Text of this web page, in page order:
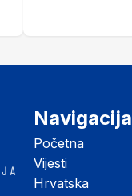
Navigacija
Početna
Vijesti
Hrvatska